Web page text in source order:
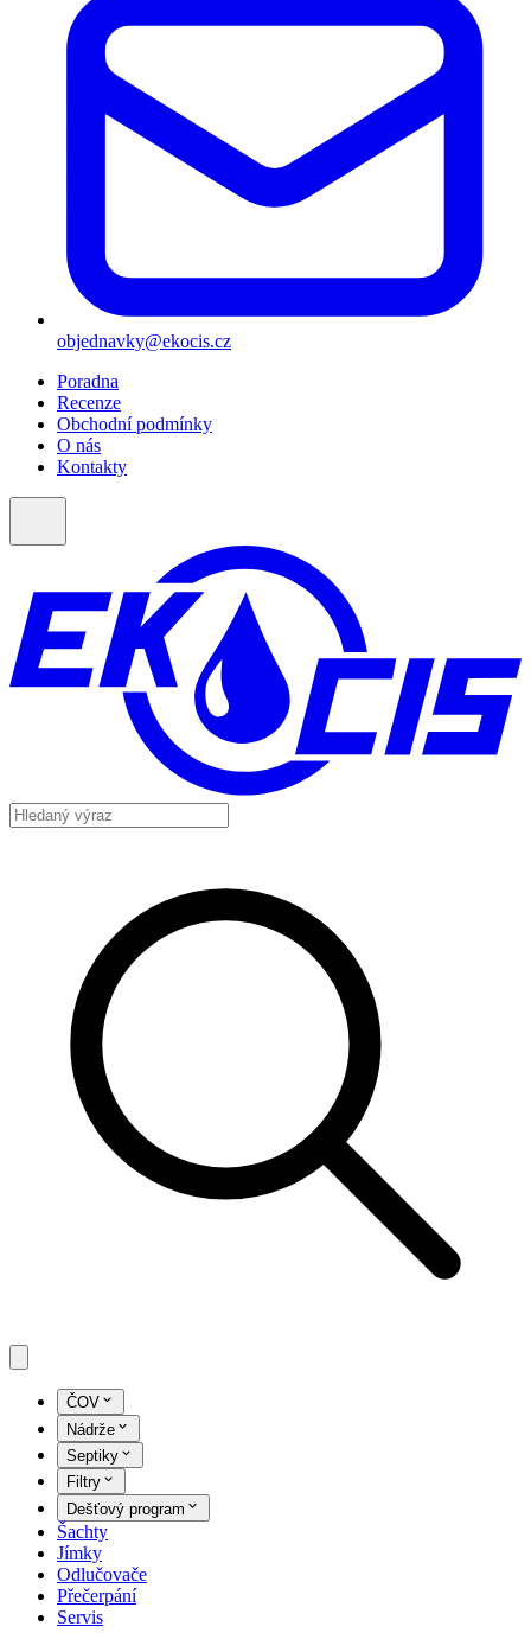
objednavky@ekocis.cz
Poradna
Recenze
Obchodní podmínky
O nás
Kontakty
ČOV
Nádrže
Septiky
Filtry
Dešťový program
Šachty
Jímky
Odlučovače
Přečerpání
Servis